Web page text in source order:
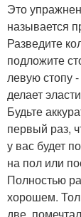
Это
называется
Разведите
подложите
левую стопу
делает
Будьте
первый раз,
у вас будет
на пол или
Полностью
хорошем.